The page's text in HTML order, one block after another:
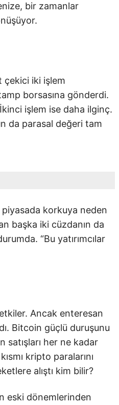
bir zamanlar
çekici iki işlem
borsasına gönderdi.
işlem ise daha ilginç.
da parasal değeri tam
korkuya neden
başka iki cüzdanın da
“Bu yatırımcılar
Ancak enteresan
Bitcoin güçlü duruşunu
satışları her ne kadar
kripto paralarını
alıştı kim bilir?
eski dönemlerinden